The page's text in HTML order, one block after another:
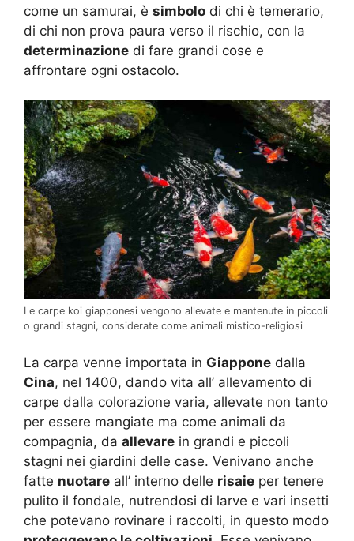
come un samurai, è simbolo di chi è temerario,
di chi non prova paura verso il rischio, con la
determinazione di fare grandi cose e
affrontare ogni ostacolo.
Le carpe koi giapponesi vengono allevate e mantenute in piccoli
o grandi stagni, considerate come animali mistico-religiosi
La carpa venne importata in Giappone dalla
Cina, nel 1400, dando vita all’ allevamento di
carpe dalla colorazione varia, allevate non tanto
per essere mangiate ma come animali da
compagnia, da allevare in grandi e piccoli
stagni nei giardini delle case. Venivano anche
fatte nuotare all’ interno delle risaie per tenere
pulito il fondale, nutrendosi di larve e vari insetti
che potevano rovinare i raccolti, in questo modo